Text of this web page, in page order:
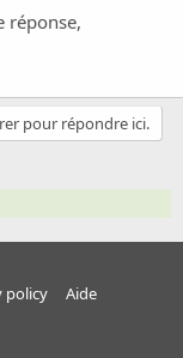
réponse,
pour répondre ici.
policy
Aide